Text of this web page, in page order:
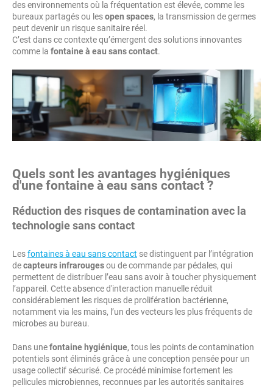
des environnements où la fréquentation est élevée, comme les
bureaux partagés ou lesopen spaces, la transmission de germes
peut devenir un risque sanitaire réel.
C’est dans ce contexte qu’émergent des solutions innovantes
comme la fontaine à eau sans contact.
Quels sont les avantages hygiéniques
d'une fontaine à eau sans contact ?
Réduction des risques de contamination avec la
technologie sans contact
Lesfontaines à eau sans contact se distinguent par l’intégration
decapteurs infrarougesou de commande par pédales, qui
permettent de distribuer l’eau sans avoir à toucher physiquement
l’appareil. Cette absence d'interaction manuelle réduit
considérablement les risques de prolifération bactérienne,
notamment via les mains, l’un des vecteurs les plus fréquents de
microbes au bureau.
Dans unefontaine hygiénique, tous les points de contamination
potentiels sont éliminés grâce à une conception pensée pour un
usage collectif sécurisé. Ce procédé minimise fortement les
pellicules microbiennes, reconnues par les autorités sanitaires